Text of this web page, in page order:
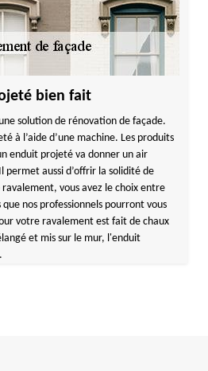
bien fait
solution de rénovation de façade.
à l’aide d’une machine. Les produits
enduit projeté va donner un air
aussi d’offrir la solidité de
vous avez le choix entre
nos professionnels pourront vous
votre ravalement est fait de chaux
et mis sur le mur, l'enduit